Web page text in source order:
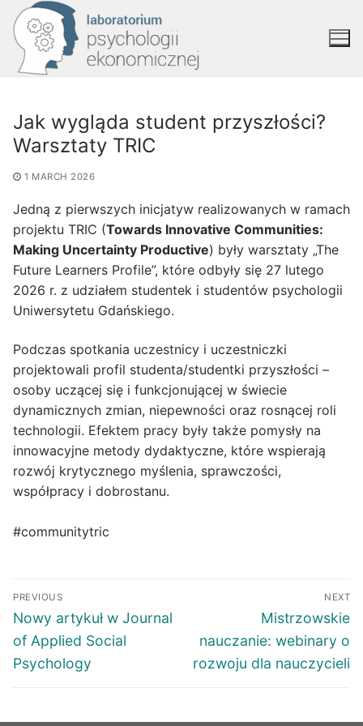
Jak wygląda student przyszłości?
Warsztaty TRIC
1 MARCH 2026
Jedną z pierwszych inicjatyw realizowanych w ramach
projektu TRIC (Towards Innovative Communities:
Making Uncertainty Productive) były warsztaty „The
Future Learners Profile”, które odbyły się 27 lutego
2026 r. z udziałem studentek i studentów psychologii
Uniwersytetu Gdańskiego.
Podczas spotkania uczestnicy i uczestniczki
projektowali profil studenta/studentki przyszłości –
osoby uczącej się i funkcjonującej w świecie
dynamicznych zmian, niepewności oraz rosnącej roli
technologii. Efektem pracy były także pomysły na
innowacyjne metody dydaktyczne, które wspierają
rozwój krytycznego myślenia, sprawczości,
współpracy i dobrostanu.
#communitytric
PREVIOUS
Nowy artykuł w Journal
of Applied Social
Psychology
NEXT
Mistrzowskie
nauczanie: webinary o
rozwoju dla nauczycieli